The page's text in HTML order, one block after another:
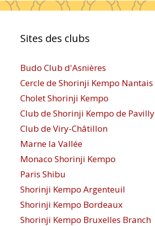
Sites des clubs
Budo Club d'Asnières
Cercle de Shorinji Kempo Nantais
Cholet Shorinji Kempo
Club de Shorinji Kempo de Pavilly
Club de Viry-Châtillon
Marne la Vallée
Monaco Shorinji Kempo
Paris Shibu
Shorinji Kempo Argenteuil
Shorinji Kempo Bordeaux
Shorinji Kempo Bruxelles Branch